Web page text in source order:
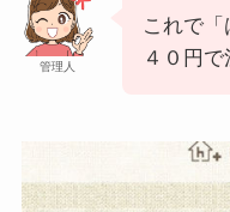
管理人
これで「
４０円で